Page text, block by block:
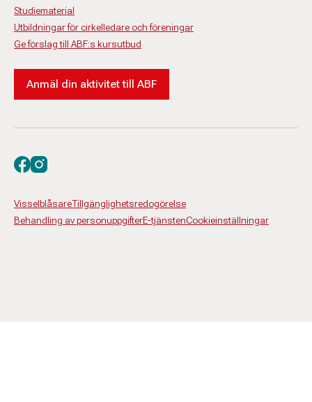
Studiematerial
Utbildningar för cirkelledare och föreningar
Ge förslag till ABF:s kursutbud
Anmäl din aktivitet till ABF
VisselblåsareTillgänglighetsredogörelse
Behandling av personuppgifterE-tjänstenCookieinställningar
Besök oss på facebook
Besök oss på instagram